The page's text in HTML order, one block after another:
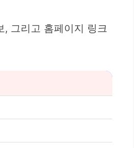
그리고 홈페이지 링크